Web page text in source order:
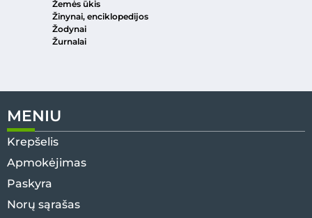
Žemės ūkis
Žinynai, enciklopedijos
Žodynai
Žurnalai
MENIU
Krepšelis
Apmokėjimas
Paskyra
Norų sąrašas